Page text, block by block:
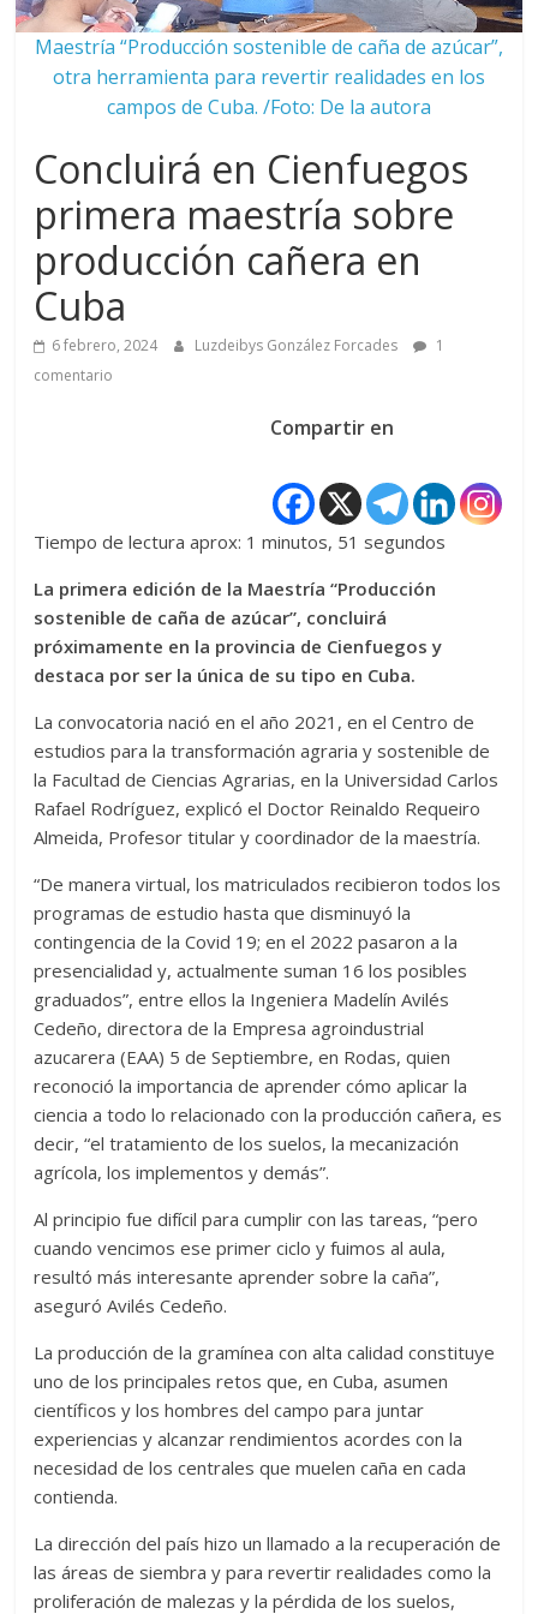
Maestría “Producción sostenible de caña de azúcar”,
otra herramienta para revertir realidades en los
campos de Cuba. /Foto: De la autora
Concluirá en Cienfuegos
primera maestría sobre
producción cañera en
Cuba
6 febrero, 2024 Luzdeibys González Forcades
1
comentario
Compartir en
Tiempo de lectura aprox: 1 minutos, 51 segundos
La primera edición de la Maestría “Producción
sostenible de caña de azúcar”, concluirá
próximamente en la provincia de Cienfuegos y
destaca por ser la única de su tipo en Cuba.
La convocatoria nació en el año 2021, en el Centro de
estudios para la transformación agraria y sostenible de
la Facultad de Ciencias Agrarias, en la Universidad Carlos
Rafael Rodríguez, explicó el Doctor Reinaldo Requeiro
Almeida, Profesor titular y coordinador de la maestría.
“De manera virtual, los matriculados recibieron todos los
programas de estudio hasta que disminuyó la
contingencia de la Covid 19; en el 2022 pasaron a la
presencialidad y, actualmente suman 16 los posibles
graduados”, entre ellos la Ingeniera Madelín Avilés
Cedeño, directora de la Empresa agroindustrial
azucarera (EAA) 5 de Septiembre, en Rodas, quien
reconoció la importancia de aprender cómo aplicar la
ciencia a todo lo relacionado con la producción cañera, es
decir, “el tratamiento de los suelos, la mecanización
agrícola, los implementos y demás”.
Al principio fue difícil para cumplir con las tareas, “pero
cuando vencimos ese primer ciclo y fuimos al aula,
resultó más interesante aprender sobre la caña”,
aseguró Avilés Cedeño.
La producción de la gramínea con alta calidad constituye
uno de los principales retos que, en Cuba, asumen
científicos y los hombres del campo para juntar
experiencias y alcanzar rendimientos acordes con la
necesidad de los centrales que muelen caña en cada
contienda.
La dirección del país hizo un llamado a la recuperación de
las áreas de siembra y para revertir realidades como la
proliferación de malezas y la pérdida de los suelos,